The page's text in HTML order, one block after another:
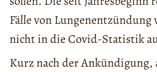
Fälle von Lungenentzündung
nicht in die Covid-Statistik
Kurz nach der Ankündigung,